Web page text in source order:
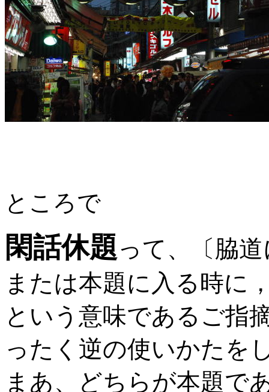
ところで
閑話休題って、〔脇
または本題に入る時に
という意味であるご指
ったく逆の使いかたを
まあ、どちらが本題で